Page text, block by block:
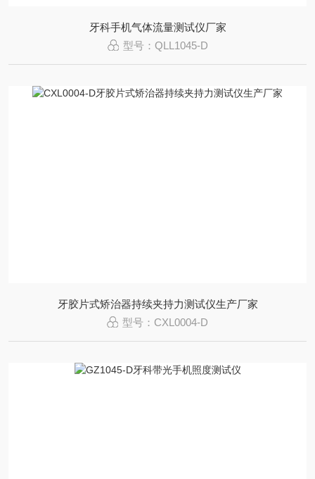
牙科手机气体流量测试仪厂家
型号：QLL1045-D
牙胶片式矫治器持续夹持力测试仪生产厂家
型号：CXL0004-D